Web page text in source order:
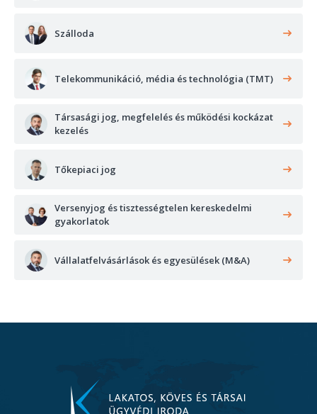
Szálloda
Telekommunikáció, média és technológia (TMT)
Társasági jog, megfelelés és működési kockázat
kezelés
Tőkepiaci jog
Versenyjog és tisztességtelen kereskedelmi
gyakorlatok
Vállalatfelvásárlások és egyesülések (M&A)